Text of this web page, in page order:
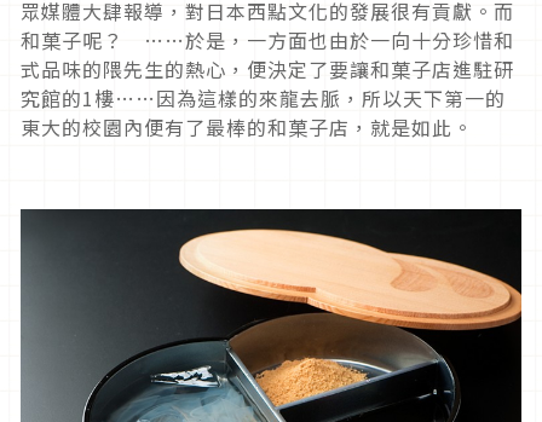
眾媒體大肆報導，對日本西點文化的發展很有貢獻。而
和菓子呢？ ……於是，一方面也由於一向十分珍惜和
式品味的隈先生的熱心，便決定了要讓和菓子店進駐研
究館的1樓……因為這樣的來龍去脈，所以天下第一的
東大的校園內便有了最棒的和菓子店，就是如此。